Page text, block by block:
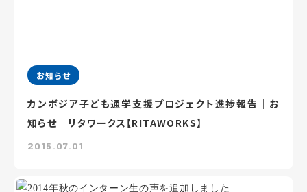
お知らせ
カンボジア子ども通学支援プロジェクト進捗報告｜お
知らせ｜リタワークス【RITAWORKS】
2015.07.01